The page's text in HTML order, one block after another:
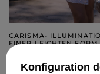
CARISMA-
EINER LEICHTEN
ASYMMETRIE
Konfiguration